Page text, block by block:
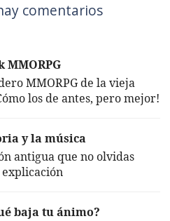
comentarios
MMORPG
MMORPG de la vieja
los de antes, pero mejor!
y la música
antigua que no olvidas
baja tu ánimo?